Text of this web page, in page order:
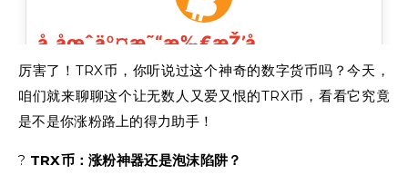
厉害了！TRX币，你听说过这个神奇的数字货币吗？今天，
咱们就来聊聊这个让无数人又爱又恨的TRX币，看看它究竟
是不是你涨粉路上的得力助手！
? TRX币：涨粉神器还是泡沫陷阱？